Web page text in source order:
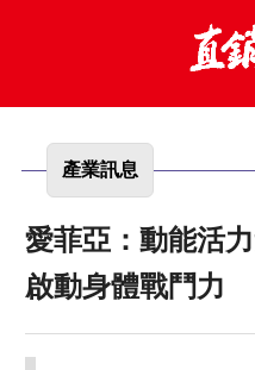
產業訊息
愛菲亞：動能活
啟動身體戰鬥力